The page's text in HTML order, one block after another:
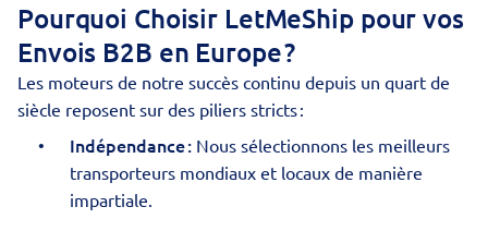
Pourquoi Choisir LetMeShip pour vos
Envois B2B en Europe ?
Les moteurs de notre succès continu depuis un quart de
siècle reposent sur des piliers stricts :
Indépendance : Nous sélectionnons les meilleurs
transporteurs mondiaux et locaux de manière
impartiale.